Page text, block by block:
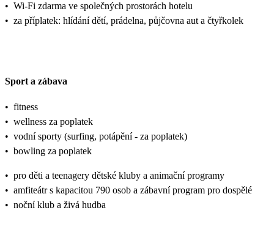
• Wi-Fi zdarma ve společných prostorách hotelu
• za příplatek: hlídání dětí, prádelna, půjčovna aut a čtyřkolek
Sport a zábava
• fitness
• wellness za poplatek
• vodní sporty (surfing, potápění - za poplatek)
• bowling za poplatek
• pro děti a teenagery dětské kluby a animační programy
• amfiteátr s kapacitou 790 osob a zábavní program pro dospělé
• noční klub a živá hudba